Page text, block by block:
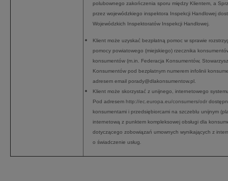
polubownego zakończenia sporu między Klientem, a
przez wojewódzkiego inspektora Inspekcji Handlowej
Wojewódzkich Inspektoratów Inspekcji Handlowej.
Klient może uzyskać bezpłatną pomoc w sprawie
pomocy powiatowego (miejskiego) rzecznika
konsumentów (m.in. Federacja Konsumentów,
Konsumentów pod bezpłatnym numerem infolinii
adresem email porady@dlakonsumentow.pl
Klient może skorzystać z unijnego, internetowego
Pod adresem http://ec.europa.eu/consumers/odr
konsumentami i przedsiębiorcami na szczeblu unijnym
internetową z punktem kompleksowej obsługi dla
dotyczącego zobowiązań umownych wynikających z
o świadczenie usług